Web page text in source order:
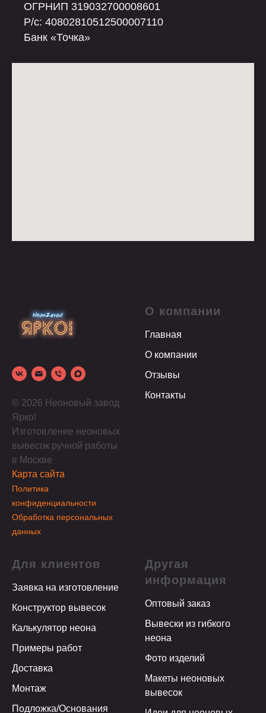
ОГРНИП 319032700008601
Р/c: 40802810512500007110
Банк «Точка»
© 2026 Неоновый завод
Ярко!
Изготовление неоновых
вывесок ручной работы
в Москве
Карта сайта
Политика
конфиденциальности
Обработка персональных
данных
О компании
Главная
О компании
Отзывы
Контакты
Для клиентов
Заявка на изготовление
Конструктор вывесок
Калькулятор неона
Примеры работ
Доставка
Монтаж
Подложка/Основания
Другая
информация
Оптовый заказ
Вывески из гибкого
неона
Фото изделий
Макеты неоновых
вывесок